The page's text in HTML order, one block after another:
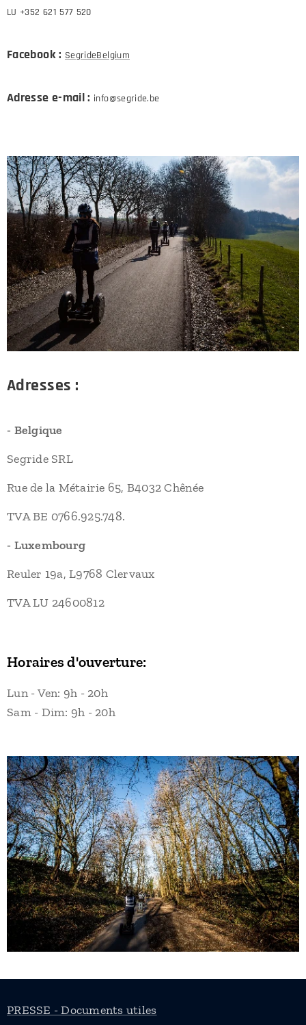
LU +352 621 577 520
Facebook : SegrideBelgium
Adresse e-mail : info@segride.be
Adresses :
- Belgique
Segride SRL
Rue de la Métairie 65, B4032 Chênée
TVA BE 0766.925.748.
- Luxembourg
Reuler 19a, L9768 Clervaux
TVA LU 24600812
Horaires d'ouverture:
Lun - Ven: 9h - 20h
Sam - Dim: 9h - 20h
PRESSE - Documents utiles